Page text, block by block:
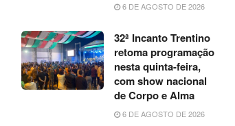
6 DE AGOSTO DE 2026
32ª Incanto Trentino
retoma programação
nesta quinta-feira,
com show nacional
de Corpo e Alma
6 DE AGOSTO DE 2026